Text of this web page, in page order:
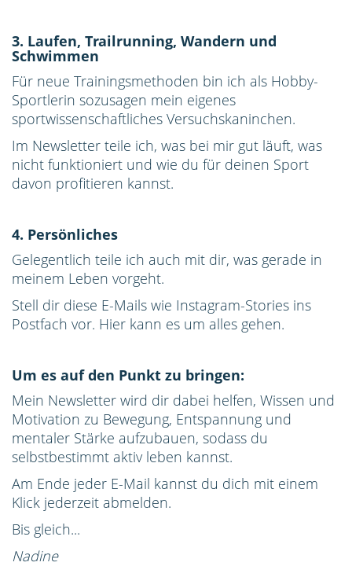
3. Laufen, Trailrunning, Wandern und
Schwimmen
Für neue Trainingsmethoden bin ich als Hobby-
Sportlerin sozusagen mein eigenes
sportwissenschaftliches Versuchskaninchen.
Im Newsletter teile ich, was bei mir gut läuft, was
nicht funktioniert und wie du für deinen Sport
davon profitieren kannst.
4. Persönliches
Gelegentlich teile ich auch mit dir, was gerade in
meinem Leben vorgeht.
Stell dir diese E-Mails wie Instagram-Stories ins
Postfach vor. Hier kann es um alles gehen.
Um es auf den Punkt zu bringen:
Mein Newsletter wird dir dabei helfen, Wissen und
Motivation zu Bewegung, Entspannung und
mentaler Stärke aufzubauen, sodass du
selbstbestimmt aktiv leben kannst.
Am Ende jeder E-Mail kannst du dich mit einem
Klick jederzeit abmelden.
Bis gleich...
Nadine